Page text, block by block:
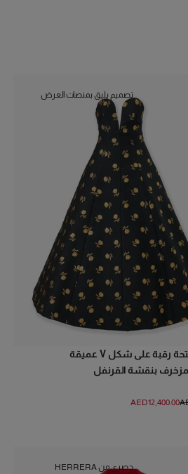
أو استبدالها للأسف.
تصميم يليق بمنصات العرض
فستان بفتحة رقبة على شكل V عميقة
مزخرف بنقشة القرنفل
AED‌12,400.00
حصري من HERRERA